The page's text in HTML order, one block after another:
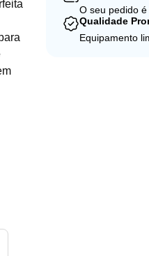
O seu pedido
Qualidade
Equipamento